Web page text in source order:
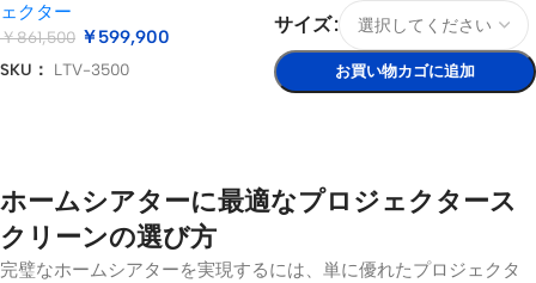
ェクター
￥861,500 ￥599,900
SKU： LTV-3500
サイズ
お買い物カゴに追加
ホームシアターに最適なプロジェクタース
クリーンの選び方
完璧なホームシアターを実現するには、単に優れたプロジェクタ